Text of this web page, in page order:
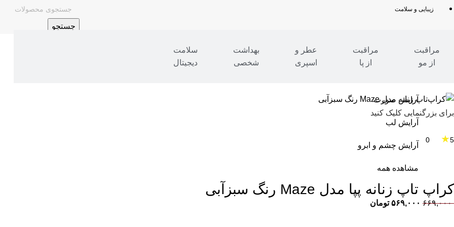
جستجو
زیبایی و سلامت
مراقبت
از مو
مراقبت
از پا
عطر و
اسپری
بهداشت
شخصی
سلامت
دیجیتال
آرایش صورت
آرایش لب
آرایش چشم و ابرو
مشاهده همه
مدرن شو»
» پوشاک بانوان بادی|کراپ تاپ
برای بزرگنمایی کلیک کنید
5
★
کراپ تاپ زنانه پپا مدل Maze رنگ سبزآبی
۶۶۹,۰۰۰ ۵۶۹,۰۰۰ تومان